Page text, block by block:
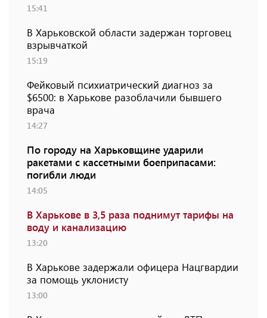
15:41
В Харьковской области задержан торговец
взрывчаткой
15:19
Фейковый психиатрический диагноз за
$6500: в Харькове разоблачили бывшего
врача
14:27
По городу на Харьковщине ударили
ракетами с кассетными боеприпасами:
погибли люди
14:05
В Харькове в 3,5 раза поднимут тарифы на
воду и канализацию
13:20
В Харькове задержали офицера Нацгвардии
за помощь уклонисту
13:00